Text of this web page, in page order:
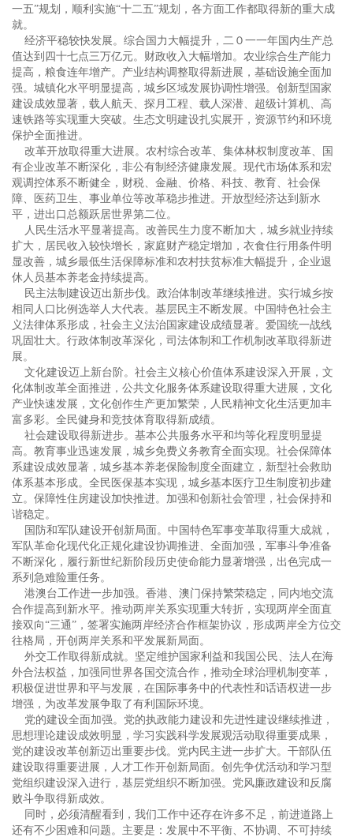
一五”规划，顺利实施“十二五”规划，各方面工作都取得新的重大成
就。
经济平稳较快发展。综合国力大幅提升，二０一一年国内生产总
值达到四十七点三万亿元。财政收入大幅增加。农业综合生产能力
提高，粮食连年增产。产业结构调整取得新进展，基础设施全面加
强。城镇化水平明显提高，城乡区域发展协调性增强。创新型国家
建设成效显著，载人航天、探月工程、载人深潜、超级计算机、高
速铁路等实现重大突破。生态文明建设扎实展开，资源节约和环境
保护全面推进。
改革开放取得重大进展。农村综合改革、集体林权制度改革、国
有企业改革不断深化，非公有制经济健康发展。现代市场体系和宏
观调控体系不断健全，财税、金融、价格、科技、教育、社会保
障、医药卫生、事业单位等改革稳步推进。开放型经济达到新水
平，进出口总额跃居世界第二位。
人民生活水平显著提高。改善民生力度不断加大，城乡就业持续
扩大，居民收入较快增长，家庭财产稳定增加，衣食住行用条件明
显改善，城乡最低生活保障标准和农村扶贫标准大幅提升，企业退
休人员基本养老金持续提高。
民主法制建设迈出新步伐。政治体制改革继续推进。实行城乡按
相同人口比例选举人大代表。基层民主不断发展。中国特色社会主
义法律体系形成，社会主义法治国家建设成绩显著。爱国统一战线
巩固壮大。行政体制改革深化，司法体制和工作机制改革取得新进
展。
文化建设迈上新台阶。社会主义核心价值体系建设深入开展，文
化体制改革全面推进，公共文化服务体系建设取得重大进展，文化
产业快速发展，文化创作生产更加繁荣，人民精神文化生活更加丰
富多彩。全民健身和竞技体育取得新成绩。
社会建设取得新进步。基本公共服务水平和均等化程度明显提
高。教育事业迅速发展，城乡免费义务教育全面实现。社会保障体
系建设成效显著，城乡基本养老保险制度全面建立，新型社会救助
体系基本形成。全民医保基本实现，城乡基本医疗卫生制度初步建
立。保障性住房建设加快推进。加强和创新社会管理，社会保持和
谐稳定。
国防和军队建设开创新局面。中国特色军事变革取得重大成就，
军队革命化现代化正规化建设协调推进、全面加强，军事斗争准备
不断深化，履行新世纪新阶段历史使命能力显著增强，出色完成一
系列急难险重任务。
港澳台工作进一步加强。香港、澳门保持繁荣稳定，同内地交流
合作提高到新水平。推动两岸关系实现重大转折，实现两岸全面直
接双向“三通”，签署实施两岸经济合作框架协议，形成两岸全方位交
往格局，开创两岸关系和平发展新局面。
外交工作取得新成就。坚定维护国家利益和我国公民、法人在海
外合法权益，加强同世界各国交流合作，推动全球治理机制变革，
积极促进世界和平与发展，在国际事务中的代表性和话语权进一步
增强，为改革发展争取了有利国际环境。
党的建设全面加强。党的执政能力建设和先进性建设继续推进，
思想理论建设成效明显，学习实践科学发展观活动取得重要成果，
党的建设改革创新迈出重要步伐。党内民主进一步扩大。干部队伍
建设取得重要进展，人才工作开创新局面。创先争优活动和学习型
党组织建设深入进行，基层党组织不断加强。党风廉政建设和反腐
败斗争取得新成效。
同时，必须清醒看到，我们工作中还存在许多不足，前进道路上
还有不少困难和问题。主要是：发展中不平衡、不协调、不可持续